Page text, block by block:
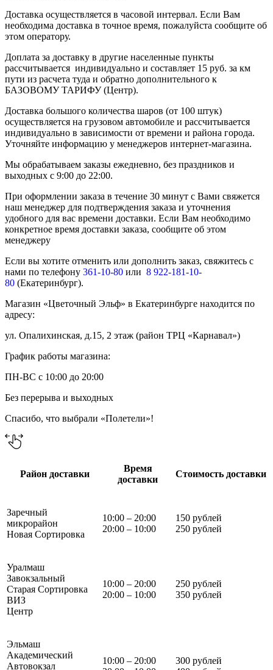
Доставка осуществляется в часовой интервал. Если Вам
необходима доставка в точное время, пожалуйста сообщите об
этом оператору.
Доплата за доставку в другие населенные пункты
рассчитывается индивидуально и составляет 15 руб. за км
пути из расчета туда и обратно дополнительного к
БАЗОВОМУ ТАРИФУ (Центр).
Доставка большого количества шаров (от 100 штук)
осуществляется на грузовом автомобиле и рассчитывается
индивидуально в зависимости от времени и района города.
Уточняйте информацию у менеджеров интернет-магазина.
Мы обрабатываем заказы ежедневно, без праздников и
выходных с 9:00 до 22:00.
При оформлении заказа в течение 30 минут с Вами свяжется
наш менеджер для подтверждения заказа и уточнения
удобного для вас времени доставки. Если Вам необходимо
конкретное время доставки заказа, сообщите об этом
менеджеру
Если вы хотите отменить или дополнить заказ, свяжитесь с
нами по телефону 361-10-80 или 8 922-181-10-
80 (Екатеринбург).
Магазин «Цветочный Эльф» в Екатеринбурге находится по
адресу:
ул. Опалихинская, д.15, 2 этаж (район ТРЦ «Карнавал»)
График работы магазина:
ПН-ВС с 10:00 до 20:00
Без перерыва и выходных
Спасибо, что выбрали «Полетели»!
Район доставки
Время
доставки
Стоимость доставки
Заречный
микрорайон
Новая Сортировка
10:00 – 20:00
20:00 – 10:00
150 рублей
250 рублей
Уралмаш
Завокзальный
Старая Сортировка
ВИЗ
Центр
10:00 – 20:00
20:00 – 10:00
250 рублей
350 рублей
Эльмаш
Академический
Автовокзал
10:00 – 20:00
300 рублей